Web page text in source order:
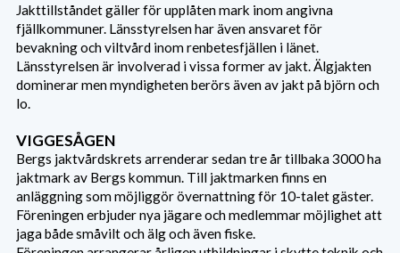
Jakttillståndet gäller för upplåten mark inom angivna
fjällkommuner. Länsstyrelsen har även ansvaret för
bevakning och viltvård inom renbetesfjällen i länet.
Länsstyrelsen är involverad i vissa former av jakt. Älgjakten
dominerar men myndigheten berörs även av jakt på björn och
lo.
VIGGESÅGEN
Bergs jaktvårdskrets arrenderar sedan tre år tillbaka 3000 ha
jaktmark av Bergs kommun. Till jaktmarken finns en
anläggning som möjliggör övernattning för 10-talet gäster.
Föreningen erbjuder nya jägare och medlemmar möjlighet att
jaga både småvilt och älg och även fiske.